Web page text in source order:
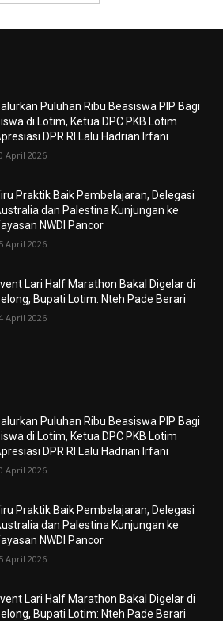
Puluhan Ribu Beasiswa PIP Bagi
di Lotim, Ketua DPC PKB Lotim
DPR RI Lalu Hadrian Irfani
April 2026
Praktik Baik Pembelajaran, Delegasi
dan Palestina Kunjungan ke
NWDI Pancor
April 2026
Lari Half Marathon Bakal Digelar di
Bupati Lotim: Nteh Pade Berari
April 2026
Puluhan Ribu Beasiswa PIP Bagi
di Lotim, Ketua DPC PKB Lotim
DPR RI Lalu Hadrian Irfani
April 2026
Praktik Baik Pembelajaran, Delegasi
dan Palestina Kunjungan ke
NWDI Pancor
April 2026
Lari Half Marathon Bakal Digelar di
Bupati Lotim: Nteh Pade Berari